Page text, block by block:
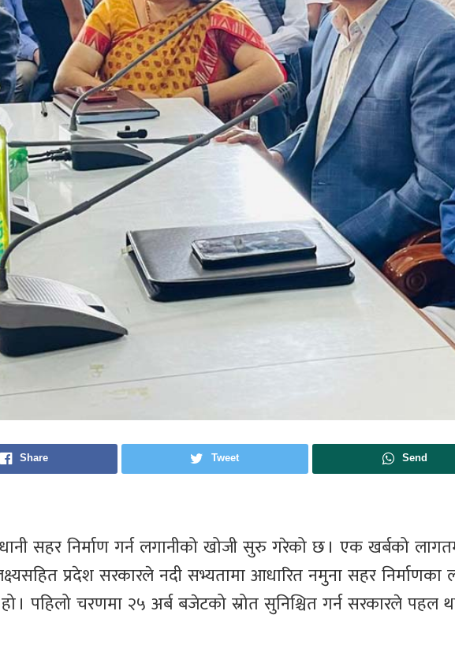
Share Tweet Send
सहर निर्माण गर्न लगानीको खोजी सुरु गरेको छ । एक खर्बको
लक्ष्यसहित प्रदेश सरकारले नदी सभ्यतामा आधारित नमुना सहर निर्माणका
। पहिलो चरणमा २५ अर्ब बजेटको स्रोत सुनिश्चित गर्न सरकारले पहल